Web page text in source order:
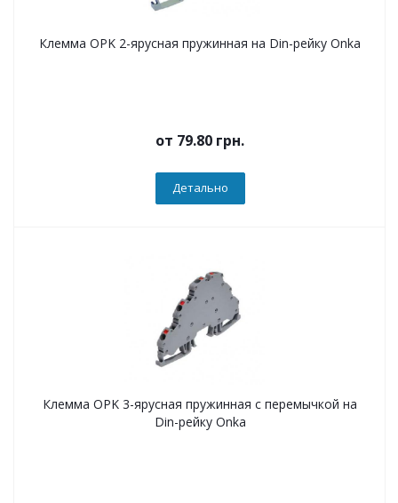
Клемма OPK 2-ярусная пружинная на Din-рейку Onka
от 79.80 грн.
Детально
Клемма OPK 3-ярусная пружинная с перемычкой на
Din-рейку Onka